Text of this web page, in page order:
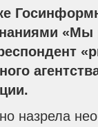
«Мы
назрела